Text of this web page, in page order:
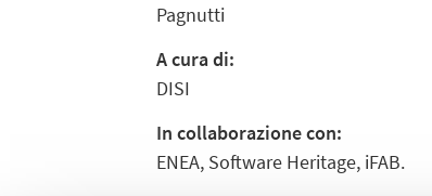
Pagnutti
A cura di:
DISI
In collaborazione con:
ENEA, Software Heritage, iFAB.